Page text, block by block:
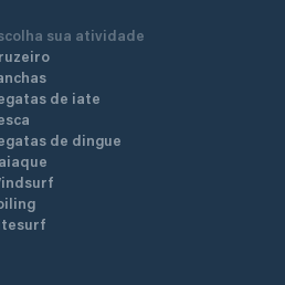
sua atividade
de iate
de dingue